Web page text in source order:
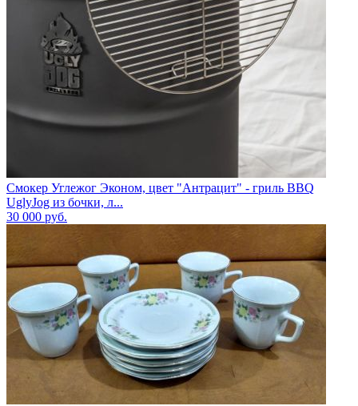
Смокер Углежог Эконом, цвет "Антрацит" - гриль BBQ
UglyJog из бочки, л...
30 000 руб.